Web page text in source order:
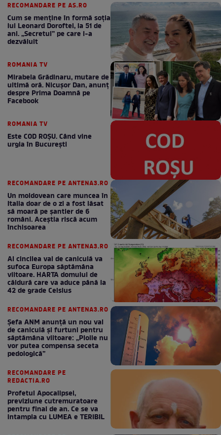
RECOMANDARE PE AS.RO
Cum se menţine în formă soţia
lui Leonard Doroftei, la 51 de
ani. „Secretul” pe care l-a
dezvăluit
ROMANIA TV
Mirabela Grădinaru, mutare de
ultimă oră. Nicuşor Dan, anunţ
despre Prima Doamnă pe
Facebook
ROMANIA TV
Este COD ROŞU. Când vine
urgia în Bucureşti
RECOMANDARE PE ANTENA3.RO
Un moldovean care muncea în
Italia doar de o zi a fost lăsat
să moară pe şantier de 6
români. Aceștia riscă acum
închisoarea
RECOMANDARE PE ANTENA3.RO
Al cincilea val de caniculă va
sufoca Europa săptămâna
viitoare. HARTA domului de
căldură care va aduce până la
42 de grade Celsius
RECOMANDARE PE ANTENA3.RO
Șefa ANM anunță un nou val
de caniculă și furtuni pentru
săptămâna viitoare: „Ploile nu
vor putea compensa seceta
pedologică”
RECOMANDARE PE
REDACTIA.RO
Profetul Apocalipsei,
previziune cutremuratoare
pentru final de an. Ce se va
intampla cu LUMEA e TERIBIL